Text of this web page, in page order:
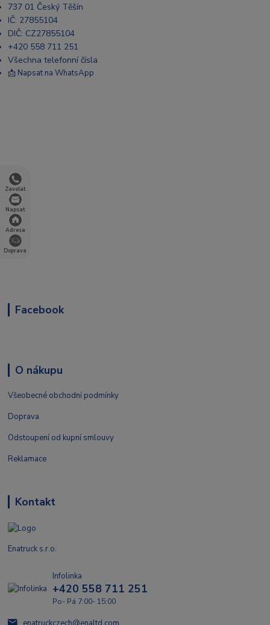
Zavolat
Napsat
Adresa
Doprava
737 01 Český Těšín
IČ: 27855104
DIČ: CZ27855104
+420 558 711 251
Všechna telefonní čísla
📩 Napsat na WhatsApp
Facebook
O nákupu
Všeobecné obchodní podmínky
Doprava
Odstoupení od kupní smlouvy
Reklamace
Kontakt
Enatruck s.r.o.
Infolinka
+420 558 711 251
Po- Pá 7:00- 15:00